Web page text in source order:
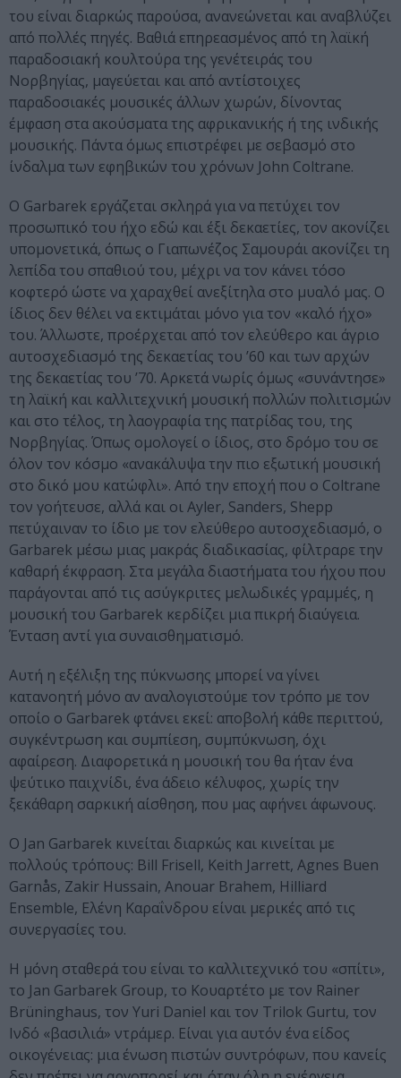
του είναι διαρκώς παρούσα, ανανεώνεται και αναβλύζει
από πολλές πηγές. Βαθιά επηρεασμένος από τη λαϊκή
παραδοσιακή κουλτούρα της γενέτειράς του
Νορβηγίας, μαγεύεται και από αντίστοιχες
παραδοσιακές μουσικές άλλων χωρών, δίνοντας
έμφαση στα ακούσματα της αφρικανικής ή της ινδικής
μουσικής. Πάντα όμως επιστρέφει με σεβασμό στο
ίνδαλμα των εφηβικών του χρόνων John Coltrane.
Ο Garbarek εργάζεται σκληρά για να πετύχει τον
προσωπικό του ήχο εδώ και έξι δεκαετίες, τον ακονίζει
υπομονετικά, όπως ο Γιαπωνέζος Σαμουράι ακονίζει τη
λεπίδα του σπαθιού του, μέχρι να τον κάνει τόσο
κοφτερό ώστε να χαραχθεί ανεξίτηλα στο μυαλό μας. Ο
ίδιος δεν θέλει να εκτιμάται μόνο για τον «καλό ήχο»
του. Άλλωστε, προέρχεται από τον ελεύθερο και άγριο
αυτοσχεδιασμό της δεκαετίας του ’60 και των αρχών
της δεκαετίας του ’70. Αρκετά νωρίς όμως «συνάντησε»
τη λαϊκή και καλλιτεχνική μουσική πολλών πολιτισμών
και στο τέλος, τη λαογραφία της πατρίδας του, της
Νορβηγίας. Όπως ομολογεί ο ίδιος, στο δρόμο του σε
όλον τον κόσμο «ανακάλυψα την πιο εξωτική μουσική
στο δικό μου κατώφλι». Από την εποχή που ο Coltrane
τον γοήτευσε, αλλά και οι Ayler, Sanders, Shepp
πετύχαιναν το ίδιο με τον ελεύθερο αυτοσχεδιασμό, ο
Garbarek μέσω μιας μακράς διαδικασίας, φίλτραρε την
καθαρή έκφραση. Στα μεγάλα διαστήματα του ήχου που
παράγονται από τις ασύγκριτες μελωδικές γραμμές, η
μουσική του Garbarek κερδίζει μια πικρή διαύγεια.
Ένταση αντί για συναισθηματισμό.
Αυτή η εξέλιξη της πύκνωσης μπορεί να γίνει
κατανοητή μόνο αν αναλογιστούμε τον τρόπο με τον
οποίο ο Garbarek φτάνει εκεί: αποβολή κάθε περιττού,
συγκέντρωση και συμπίεση, συμπύκνωση, όχι
αφαίρεση. Διαφορετικά η μουσική του θα ήταν ένα
ψεύτικο παιχνίδι, ένα άδειο κέλυφος, χωρίς την
ξεκάθαρη σαρκική αίσθηση, που μας αφήνει άφωνους.
Ο Jan Garbarek κινείται διαρκώς και κινείται με
πολλούς τρόπους: Bill Frisell, Keith Jarrett, Agnes Buen
Garnås, Zakir Hussain, Anouar Brahem, Hilliard
Ensemble, Ελένη Καραΐνδρου είναι μερικές από τις
συνεργασίες του.
Η μόνη σταθερά του είναι το καλλιτεχνικό του «σπίτι»,
το Jan Garbarek Group, το Κουαρτέτο με τον Rainer
Brüninghaus, τον Yuri Daniel και τον Trilok Gurtu, τον
Ινδό «βασιλιά» ντράμερ. Είναι για αυτόν ένα είδος
οικογένειας: μια ένωση πιστών συντρόφων, που κανείς